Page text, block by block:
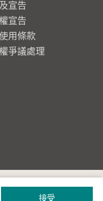
宣告
宣告
用條款
爭議處理
接受